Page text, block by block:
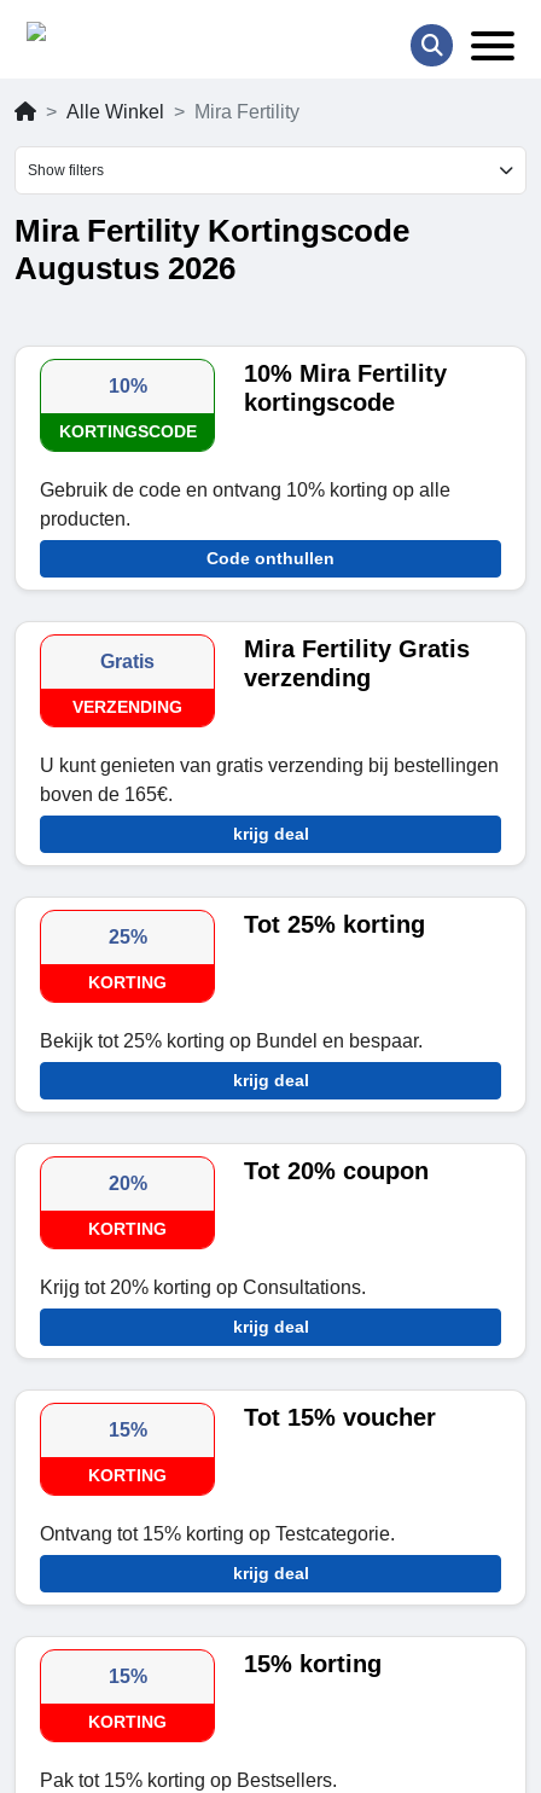
Alle Winkel Mira Fertility
Show filters
Mira Fertility Kortingscode
Augustus 2026
10%
KORTINGSCODE
10% Mira Fertility
kortingscode
Gebruik de code en ontvang 10% korting op alle
producten.
Code onthullen
Gratis
VERZENDING
Mira Fertility Gratis
verzending
U kunt genieten van gratis verzending bij bestellingen
boven de 165€.
krijg deal
25%
KORTING
Tot 25% korting
Bekijk tot 25% korting op Bundel en bespaar.
krijg deal
20%
KORTING
Tot 20% coupon
Krijg tot 20% korting op Consultations.
krijg deal
15%
KORTING
Tot 15% voucher
Ontvang tot 15% korting op Testcategorie.
krijg deal
15%
KORTING
15% korting
Pak tot 15% korting op Bestsellers.